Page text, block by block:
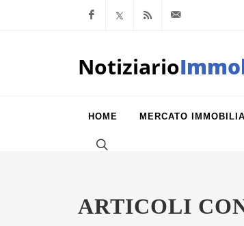
Facebook
x.com Feed RSS
Notiziario
HOME MERCATO
ARTICOLI